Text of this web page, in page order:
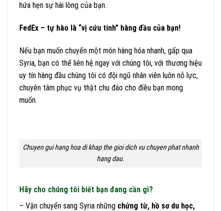
hứa hẹn sự hài lòng của bạn.
FedEx – tự hào là “vị cứu tinh” hàng đầu của bạn!
Nếu bạn muốn chuyển một món hàng hóa nhanh, gấp qua
Syria, bạn có thể liên hệ ngay với chúng tôi, với thương hiệu
uy tín hàng đầu chúng tôi có đội ngũ nhân viên luôn nỗ lực,
chuyên tâm phục vụ thật chu đáo cho điều bạn mong
muốn.
Chuyen gui hang hoa di khap the gioi dich vu chuyen phat nhanh
hang dau.
Hãy cho chúng tôi biết bạn đang cần gì?
– Vận chuyển sang Syria những chứng từ, hồ sơ du học,